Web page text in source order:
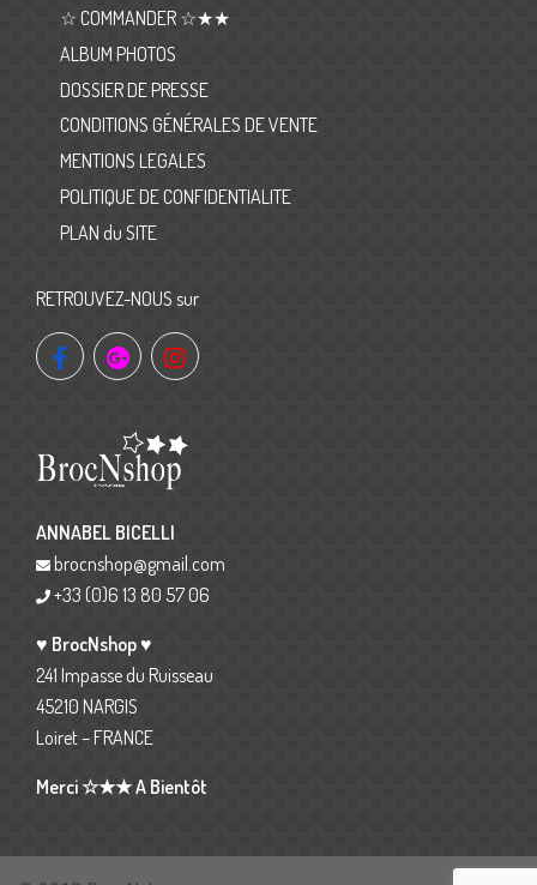
☆ COMMANDER ☆★★
ALBUM PHOTOS
DOSSIER DE PRESSE
CONDITIONS GÉNÉRALES DE VENTE
MENTIONS LEGALES
POLITIQUE DE CONFIDENTIALITE
PLAN du SITE
RETROUVEZ-NOUS sur
ANNABEL BICELLI
brocnshop@gmail.com
+33 (0)6 13 80 57 06
♥ BrocNshop ♥
241 Impasse du Ruisseau
45210 NARGIS
Loiret – FRANCE
Merci ☆★★ A Bientôt